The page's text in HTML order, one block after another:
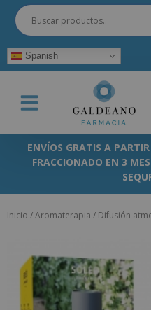
Spanish
ENVÍOS GRATIS A
FRACCIONADO EN 3
Inicio /Aromaterapia / Difusión